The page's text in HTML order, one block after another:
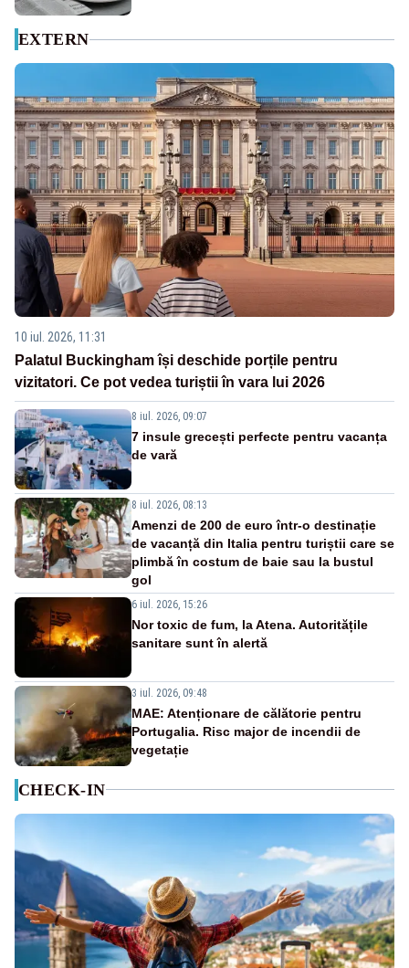
EXTERN
10 iul. 2026, 11:31
Palatul Buckingham își deschide porțile pentru
vizitatori. Ce pot vedea turiștii în vara lui 2026
8 iul. 2026, 09:07
7 insule grecești perfecte pentru vacanța
de vară
8 iul. 2026, 08:13
Amenzi de 200 de euro într-o destinație
de vacanță din Italia pentru turiștii care se
plimbă în costum de baie sau la bustul
gol
6 iul. 2026, 15:26
Nor toxic de fum, la Atena. Autoritățile
sanitare sunt în alertă
3 iul. 2026, 09:48
MAE: Atenționare de călătorie pentru
Portugalia. Risc major de incendii de
vegetație
CHECK-IN